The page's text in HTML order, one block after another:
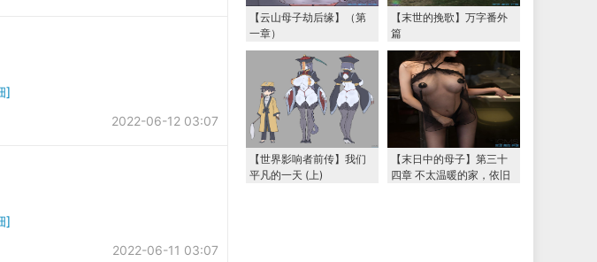
]
2022-06-12 03:07
]
2022-06-11 03:07
【云山母子劫后缘】（第
一章）
【末世的挽歌】万字番外
篇
【世界影响者前传】我们
平凡的一天 (上)
【末日中的母子】第三十
四章 不太温暖的家，依旧